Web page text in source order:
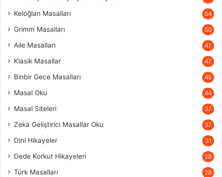
Keloğlan Masalları 54
Grimm Masalları 50
Aile Masalları 47
Klasik Masallar 47
Binbir Gece Masalları 45
Masal Oku 44
Masal Siteleri 37
Zeka Geliştirici Masallar Oku 37
Dini Hikayeler 31
Dede Korkut Hikayeleri 28
Türk Masalları 28